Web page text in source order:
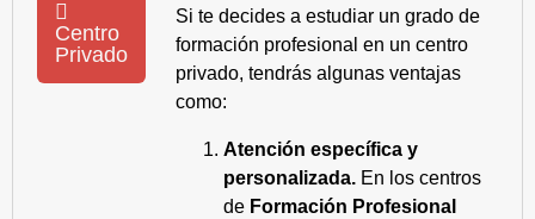
Centro
Privado
Si te decides a estudiar un grado de
formación profesional en un centro
privado, tendrás algunas ventajas
como:
Atención específica y
personalizada. En los centros
de Formación Profesional